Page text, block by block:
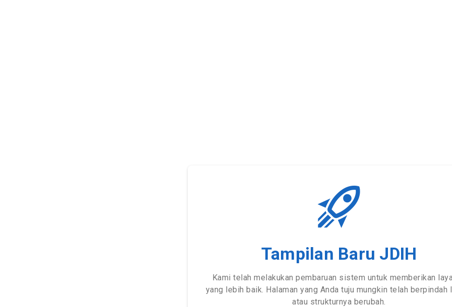
Tampilan Baru JDIH
Kami telah melakukan pembaruan sistem untuk memberikan
yang lebih baik. Halaman yang Anda tuju mungkin telah berpindah
atau strukturnya berubah.